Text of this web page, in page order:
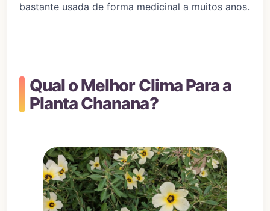
bastante usada de forma medicinal a muitos anos.
Qual o Melhor Clima Para a
Planta Chanana?